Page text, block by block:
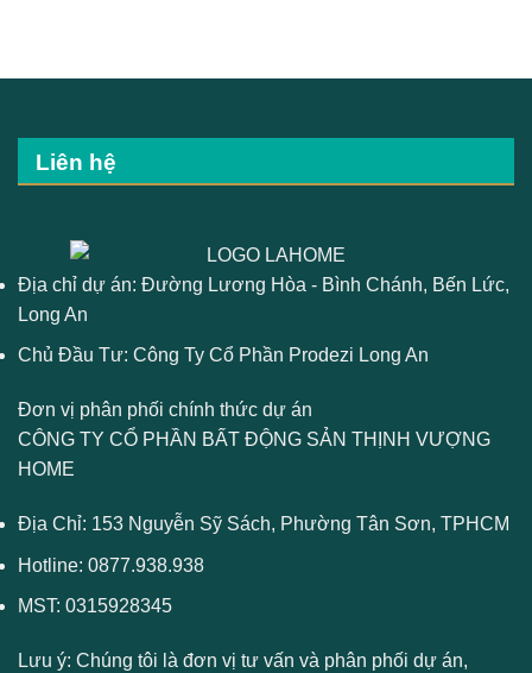
Liên hệ
Địa chỉ dự án: Đường Lương Hòa - Bình Chánh, Bến Lức,
Long An
Chủ Đầu Tư: Công Ty Cổ Phần Prodezi Long An
Đơn vị phân phối chính thức dự án
CÔNG TY CỔ PHẦN BẤT ĐỘNG SẢN THỊNH VƯỢNG
HOME
Địa Chỉ: 153 Nguyễn Sỹ Sách, Phường Tân Sơn, TPHCM
Hotline: 0877.938.938
MST: 0315928345
Lưu ý: Chúng tôi là đơn vị tư vấn và phân phối dự án,